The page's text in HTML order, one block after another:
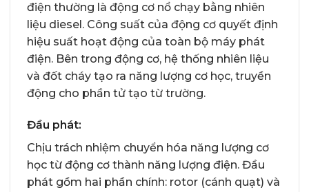
điện thường là động cơ nổ chạy bằng nhiên
liệu diesel. Công suất của động cơ quyết định
hiệu suất hoạt động của toàn bộ máy phát
điện. Bên trong động cơ, hệ thống nhiên liệu
và đốt cháy tạo ra năng lượng cơ học, truyền
động cho phần tử tạo từ trường.
Đầu phát:
Chịu trách nhiệm chuyển hóa năng lượng cơ
học từ động cơ thành năng lượng điện. Đầu
phát gồm hai phần chính: rotor (cánh quạt) và